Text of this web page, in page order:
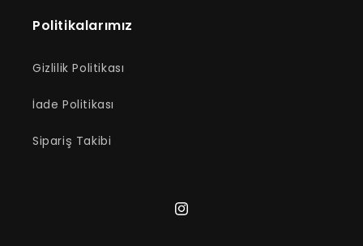
Politikalarımız
Gizlilik Politikası
İade Politikası
Sipariş Takibi
Instagram